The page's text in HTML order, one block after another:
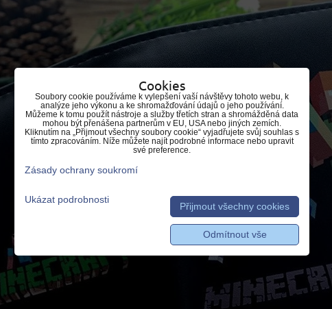
Cookies
Soubory cookie používáme k vylepšení vaší návštěvy tohoto webu, k
analýze jeho výkonu a ke shromažďování údajů o jeho používání.
Můžeme k tomu použít nástroje a služby třetích stran a shromážděná data
mohou být přenášena partnerům v EU, USA nebo jiných zemích.
Kliknutím na „Přijmout všechny soubory cookie“ vyjadřujete svůj souhlas s
tímto zpracováním. Níže můžete najít podrobné informace nebo upravit
své preference.
Zásady ochrany soukromí
Ukázat podrobnosti
Přijmout všechny cookies
Odmítnout vše